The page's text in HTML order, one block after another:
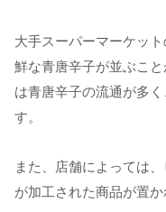
大手スーパーマーケッ
鮮な青唐辛子が並ぶこ
は青唐辛子の流通が多
す。
また、店舗によっては
が加工された商品が置か